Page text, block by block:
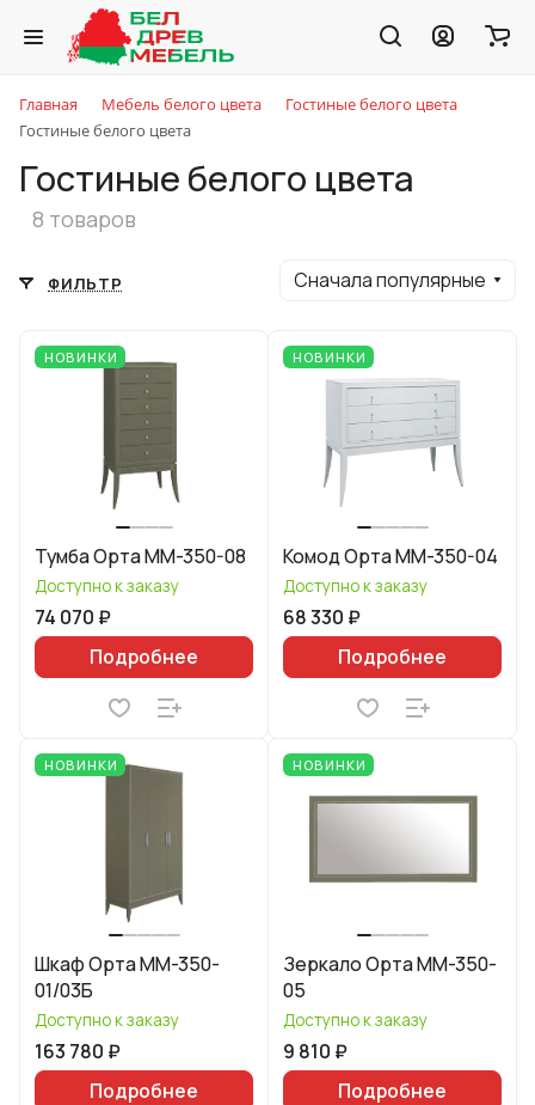
Главная Мебель белого цвета
Гостиные белого цвета
Гостиные белого цвета
Гостиные белого цвета
8 товаров
ФИЛЬТР Сначала популярные
НОВИНКИ
Тумба Орта ММ-350-08
Доступно к заказу
74 070 ₽
Подробнее
НОВИНКИ
Комод Орта ММ-350-04
Доступно к заказу
68 330 ₽
Подробнее
НОВИНКИ
Шкаф Орта ММ-350-
01/03Б
Доступно к заказу
163 780 ₽
Подробнее
НОВИНКИ
Зеркало Орта ММ-350-
05
Доступно к заказу
9 810 ₽
Подробнее